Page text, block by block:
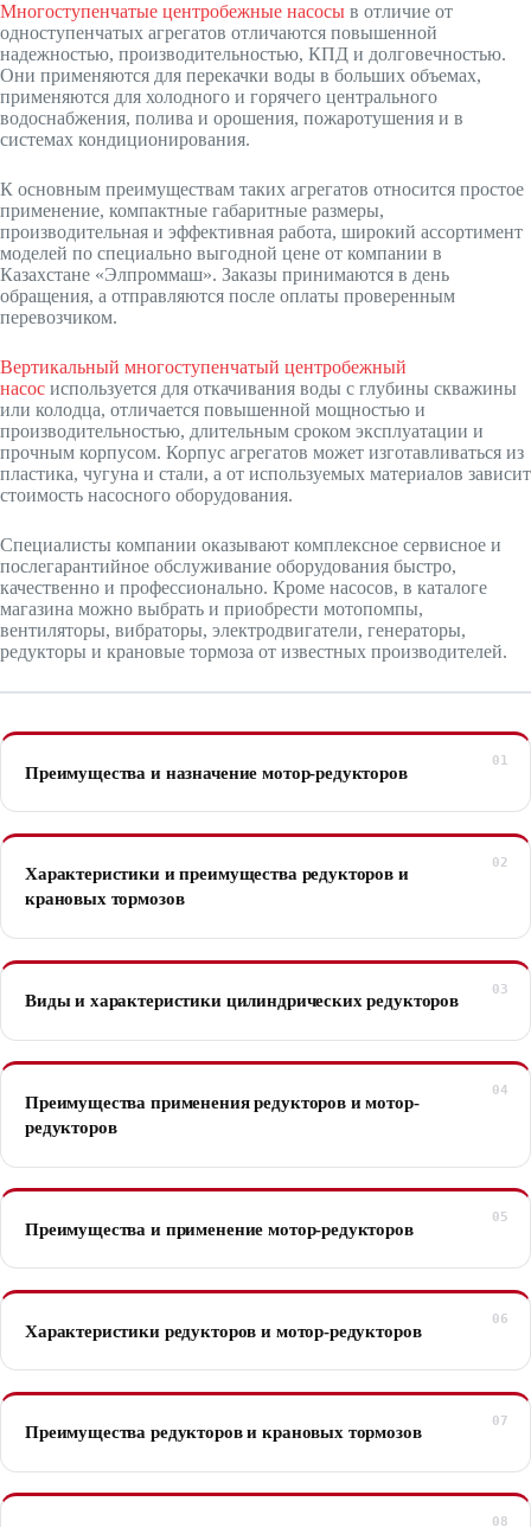
Многоступенчатые центробежные насосы в отличие от
одноступенчатых агрегатов отличаются повышенной
надежностью, производительностью, КПД и долговечностью.
Они применяются для перекачки воды в больших объемах,
применяются для холодного и горячего центрального
водоснабжения, полива и орошения, пожаротушения и в
системах кондиционирования.
К основным преимуществам таких агрегатов относится простое
применение, компактные габаритные размеры,
производительная и эффективная работа, широкий ассортимент
моделей по специально выгодной цене от компании в
Казахстане «Элпроммаш». Заказы принимаются в день
обращения, а отправляются после оплаты проверенным
перевозчиком.
Вертикальный многоступенчатый центробежный
насос используется для откачивания воды с глубины скважины
или колодца, отличается повышенной мощностью и
производительностью, длительным сроком эксплуатации и
прочным корпусом. Корпус агрегатов может изготавливаться из
пластика, чугуна и стали, а от используемых материалов зависит
стоимость насосного оборудования.
Специалисты компании оказывают комплексное сервисное и
послегарантийное обслуживание оборудования быстро,
качественно и профессионально. Кроме насосов, в каталоге
магазина можно выбрать и приобрести мотопомпы,
вентиляторы, вибраторы, электродвигатели, генераторы,
редукторы и крановые тормоза от известных производителей.
Преимущества и назначение мотор-редукторов
Характеристики и преимущества редукторов и
крановых тормозов
Виды и характеристики цилиндрических редукторов
Преимущества применения редукторов и мотор-
редукторов
Преимущества и применение мотор-редукторов
Характеристики редукторов и мотор-редукторов
Преимущества редукторов и крановых тормозов